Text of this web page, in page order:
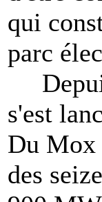
qui
parc
s'est
Du Mox
des